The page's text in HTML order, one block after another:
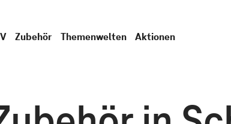
Zubehör Themenwelten Aktionen